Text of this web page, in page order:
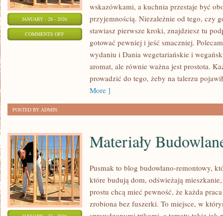
JANUARY - 28 - 2026
COMMENTS OFFON
wskazówkami, a kuchnia przestaje być
przyjemnością. Niezależnie od tego, czy
stawiasz pierwsze kroki, znajdziesz tu
gotować pewniej i jeść smaczniej.
wydaniu i Dania wegetariańskie i
aromat, ale równie ważna jest prostota.
prowadzić do tego, żeby na talerzu
More ]
POSTED BY ADMIN
Materiały
Pusmak to blog budowlano-remontowy,
które budują dom, odświeżają
prostu chcą mieć pewność, że każda
zrobiona bez fuszerki. To miejsce, w